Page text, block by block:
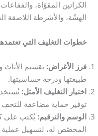
الهشّة، والأشرطة اللاصقة
خطوات التغليف التي
فرز الأغراض: تقسيم
طبيعتها ودرجة حساسيتها.
اختيار التغليف الأمثل:
توفير حماية مضاعفة للتحف
الوسم والترقيم: يُكتب على
المخصّص له، لتسهيل عملية